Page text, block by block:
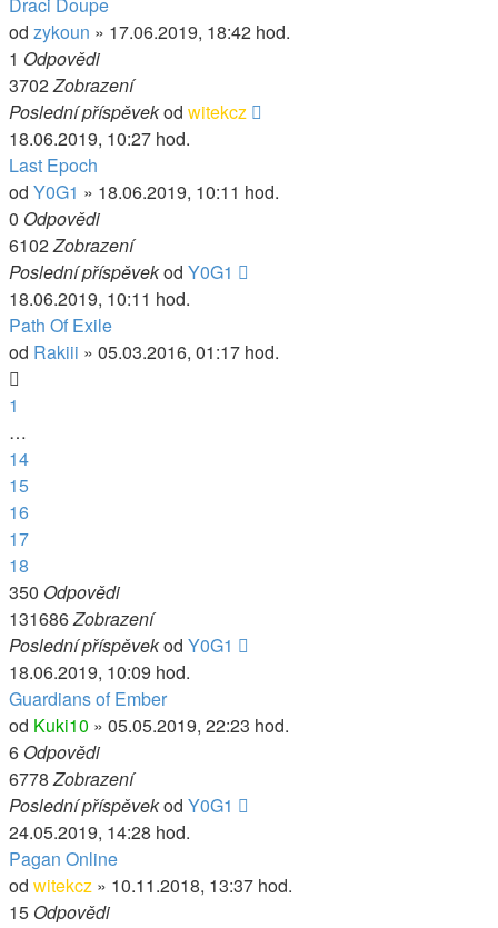
od zykoun » 17.06.2019, 18:42 hod.
1 Odpovědi
3702Zobrazení
Poslední příspěvekod witekcz
18.06.2019, 10:27 hod.
Last Epoch
od Y0G1 » 18.06.2019, 10:11 hod.
0 Odpovědi
6102Zobrazení
Poslední příspěvekod Y0G1
18.06.2019, 10:11 hod.
Path Of Exile
od Rakiii » 05.03.2016, 01:17 hod.
1
…
14
15
16
17
18
350 Odpovědi
131686Zobrazení
Poslední příspěvekod Y0G1
18.06.2019, 10:09 hod.
Guardians of Ember
od Kuki10 » 05.05.2019, 22:23 hod.
6 Odpovědi
6778Zobrazení
Poslední příspěvekod Y0G1
24.05.2019, 14:28 hod.
Pagan Online
od witekcz » 10.11.2018, 13:37 hod.
15 Odpovědi